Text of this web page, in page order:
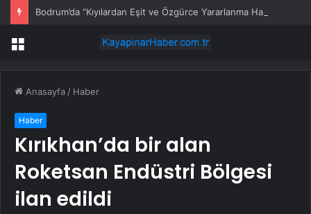
Menü
Anasayfa / Haber
Haber
Kırıkhan’da bir alan
Roketsan Endüstri Bölgesi
ilan edildi